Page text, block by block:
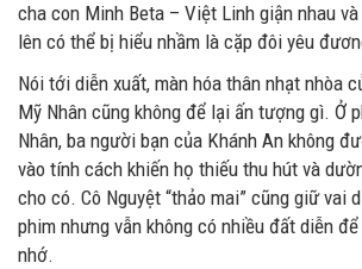
cha con Minh Beta – Việt Linh giận nhau
lên có thể bị hiểu nhầm là cặp đôi yêu
Nói tới diễn xuất, màn hóa thân nhạt nhòa
Mỹ Nhân cũng không để lại ấn tượng gì. Ở
Nhân, ba người bạn của Khánh An không
vào tính cách khiến họ thiếu thu hút và
cho có. Cô Nguyệt “thảo mai” cũng giữ vai
phim nhưng vẫn không có nhiều đất diễn
nhớ.